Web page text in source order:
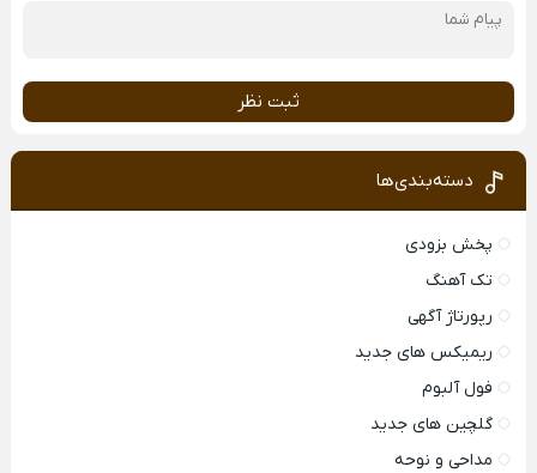
ثبت نظر
دسته‌بندی‌ها
پخش بزودی
تک آهنگ
رپورتاژ آگهی
ریمیکس های جدید
فول آلبوم
گلچین های جدید
مداحی و نوحه